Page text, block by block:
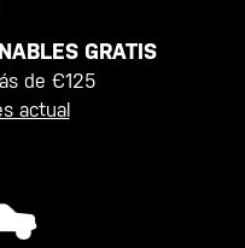
GRATIS
de €125
actual